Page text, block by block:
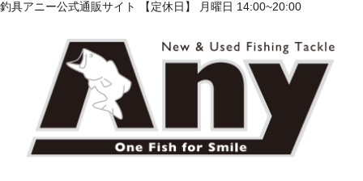
釣具アニー公式通販サイト 【定休日】 月曜日 14:00~20:00